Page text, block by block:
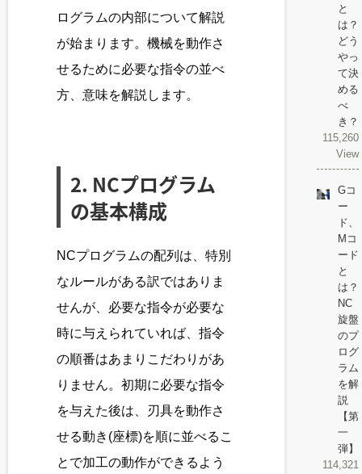
ログラムの内部について解説
が始まります。機械を動作さ
せるために必要な指令の並べ
方、意味を解説します。
2. NCプログラム
の基本構成
NCプログラムの配列は、特別
なルールがある訳ではありま
せんが、必要な指令が必要な
時に与えられていれば、指令
の順番はあまりこだわりがあ
りません。初期に必要な指令
を与えた後は、刃具を動作さ
せる動き(座標)を順に並べるこ
とで加工の動作ができるよう
と
は？
どう
やっ
て決
める
べ
き？
115,260
View
Gコ
ー
ド、
Mコ
ード
と
は？
NC
旋盤
のプ
ログ
ラム
を解
説
【第
一
弾】
114,321